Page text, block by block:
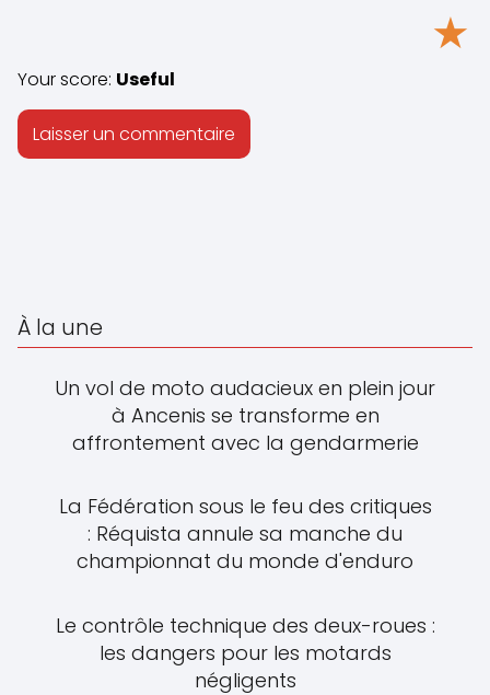
★
Your score: Useful
À la une
Un vol de moto audacieux en plein jour
à Ancenis se transforme en
affrontement avec la gendarmerie
La Fédération sous le feu des critiques
: Réquista annule sa manche du
championnat du monde d'enduro
Le contrôle technique des deux-roues :
les dangers pour les motards
négligents